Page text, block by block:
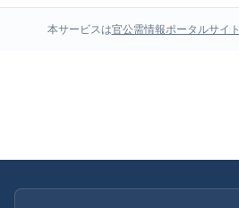
本サービスは官公需情報ポータルサイト